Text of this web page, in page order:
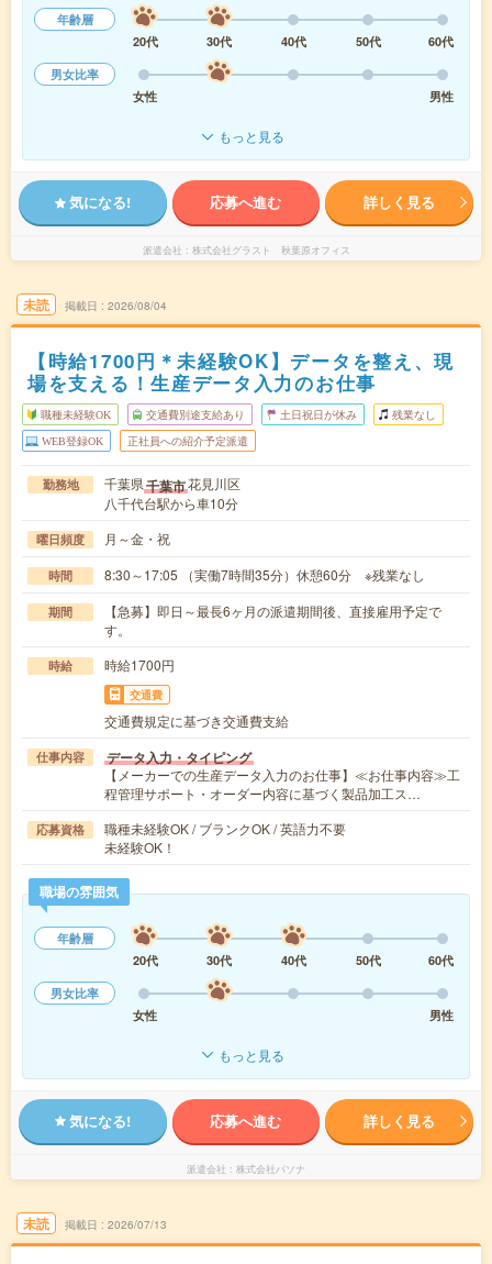
年齢層
20代
30代 40代 50代
60代
男女比率
女性
男性
もっと見る
気になる! 応募へ進む 詳しく見る
派遣会社 株式会社グラスト 秋葉原オフィス
未読 掲載日 2026/08/04
【時給1700円＊未経験OK】データを整え、現
場を支える！生産データ入力のお仕事
職種未経験OK 交通費別途支給あり 土日祝日が休み 残業なし
WEB登録OK 正社員への紹介予定派遣
勤務地 千葉県千葉市花見川区
八千代台駅から車10分
曜日頻度 月～金・祝
時間 8:30～17:05 （実働7時間35分）休憩60分 ※残業なし
期間
【急募】即日～最長6ヶ月の派遣期間後、直接雇用予定で
す。
時給 時給1700円
交通費
交通費規定に基づき交通費支給
仕事内容 データ入力・タイピング
【メーカーでの生産データ入力のお仕事】≪お仕事内容≫工
程管理サポート・オーダー内容に基づく製品加工ス…
応募資格
職種未経験OK / ブランクOK / 英語力不要
未経験OK！
職場の雰囲気
年齢層
20代
30代 40代 50代
60代
男女比率
女性
男性
もっと見る
気になる! 応募へ進む 詳しく見る
派遣会社 株式会社パソナ
未読 掲載日 2026/07/13